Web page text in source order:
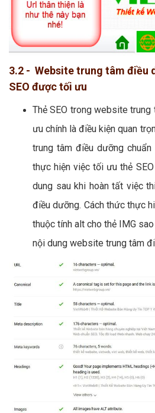
3.2 - Website trung tâm điều
SEO được tối ưu
Thẻ SEO trong website
ưu chính là điều kiện quan
trung tâm điều dưỡng
thực hiện việc tối ưu thẻ
dung sau khi hoàn tất việc
điều dưỡng. Cách thức thực
thuộc tính alt cho thẻ IMG
nội dung website trung tâm